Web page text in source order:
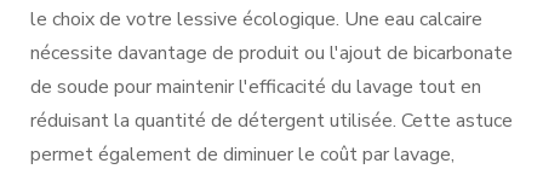
le choix de votre lessive écologique. Une eau calcaire
nécessite davantage de produit ou l'ajout de bicarbonate
de soude pour maintenir l'efficacité du lavage tout en
réduisant la quantité de détergent utilisée. Cette astuce
permet également de diminuer le coût par lavage,